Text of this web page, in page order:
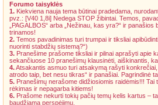
Forumo taisyklės
1. Kiekviena nauja tema būtinai pradedama,
pvz.: [V40 1,8i] Nedega STOP žibintai. Temos,
„PAGALBOS“ arba „Nežinau, kas yra?“ ir
trinamos!
2. Temos pavadinimas turi trumpai ir tiksliai
nuorinti stabdžių sistemą?“)
3. Pranešime prašome tiksliai ir pilnai aprašyti apie
sekančiuose 10 pranešimų klausinėti, aiškinantis,
4.Atsakantis asmuo turi atsakymą rašyti konkrečiai,
atrodo taip, bet nesu tikras“ ir panašiai. Pagrindinė
5. Pranešimų nerašome didžiosiomis raidėmis!!! Tai
rėkimas ir nepagarba kitiems!
6. Prašome nekurti tokių pačių temų kelis kartus –
baudžiama perspėjimu.